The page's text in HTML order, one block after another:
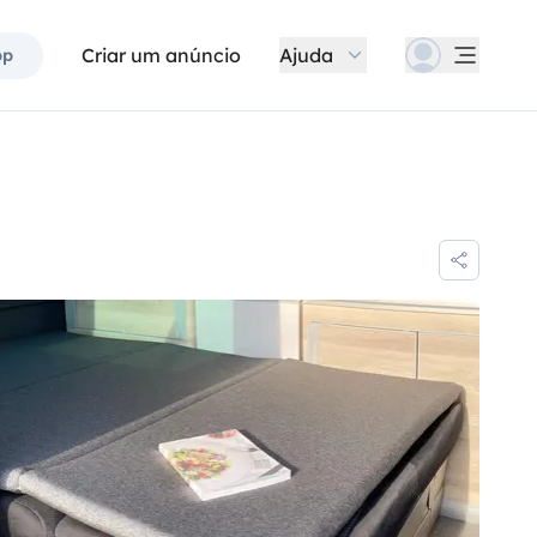
Criar um anúncio Ajuda